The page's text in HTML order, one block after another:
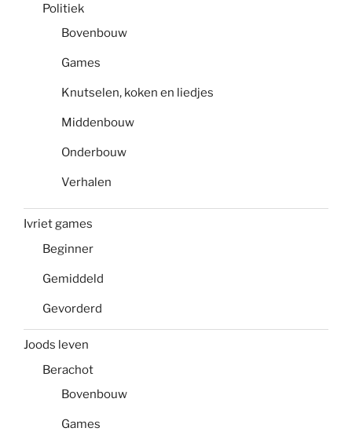
Politiek
Bovenbouw
Games
Knutselen, koken en liedjes
Middenbouw
Onderbouw
Verhalen
Ivriet games
Beginner
Gemiddeld
Gevorderd
Joods leven
Berachot
Bovenbouw
Games